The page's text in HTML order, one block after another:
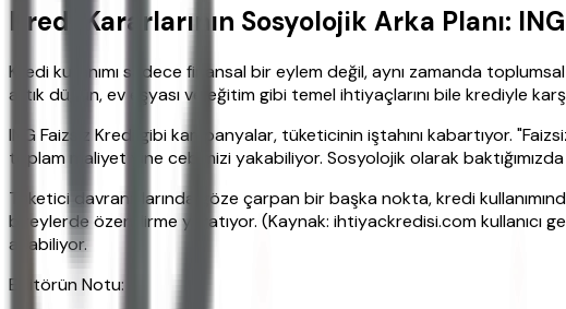
Kredi Kararlarının Sosyolojik Arka Planı:
Kredi kullanımı sadece finansal bir eylem değil, aynı zamanda
artık düğün, ev eşyası ve eğitim gibi temel ihtiyaçlarını bile krediyle
ING Faizsiz Kredi gibi kampanyalar, tüketicinin iştahını kabartıyor.
toplam maliyet yine cebimizi yakabiliyor. Sosyolojik olarak
Tüketici davranışlarında göze çarpan bir başka nokta, kredi
bireylerde özendirme yaratıyor. (Kaynak: ihtiyackredisi.com
açabiliyor.
Editörün Notu: